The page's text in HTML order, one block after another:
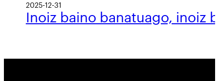
2025-12-31
Inoiz baino banatuago, inoiz